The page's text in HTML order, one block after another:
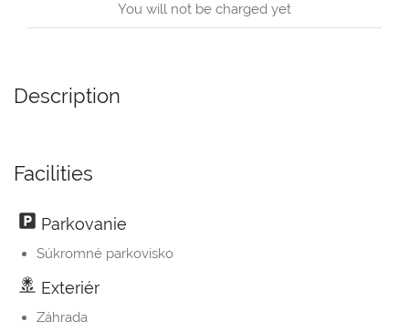
You will not be charged yet
Description
Facilities
Parkovanie
Súkromné parkovisko
Exteriér
Záhrada